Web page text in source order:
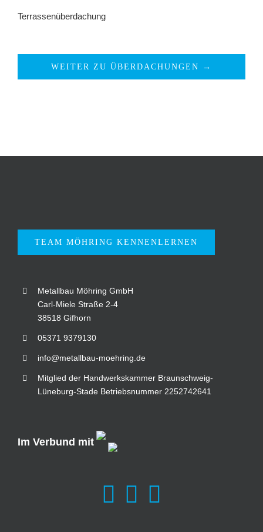
Terrassenüberdachung
WEITER ZU ÜBERDACHUNGEN →
TEAM MÖHRING KENNENLERNEN
Metallbau Möhring GmbH
Carl-Miele Straße 2-4
38518 Gifhorn
05371 9379130
info@metallbau-moehring.de
Mitglied der Handwerkskammer Braunschweig-
Lüneburg-Stade Betriebsnummer 2252742641
Im Verbund mit